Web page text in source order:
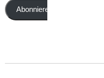
Abonnieren